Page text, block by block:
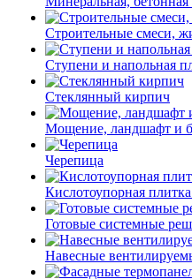
Строительные смеси,
Ступени и напольная
Cтеклянный кирпич
Мощение, ландшафт и
Черепица
Кислотоупорная
Готовые системные
Навесные